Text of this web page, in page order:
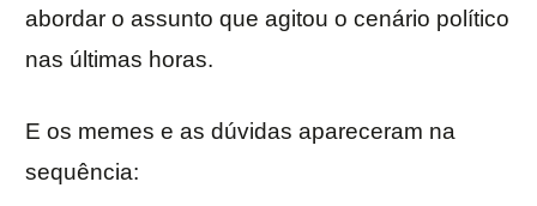
abordar o assunto que agitou o cenário político
nas últimas horas.
E os memes e as dúvidas apareceram na
sequência: